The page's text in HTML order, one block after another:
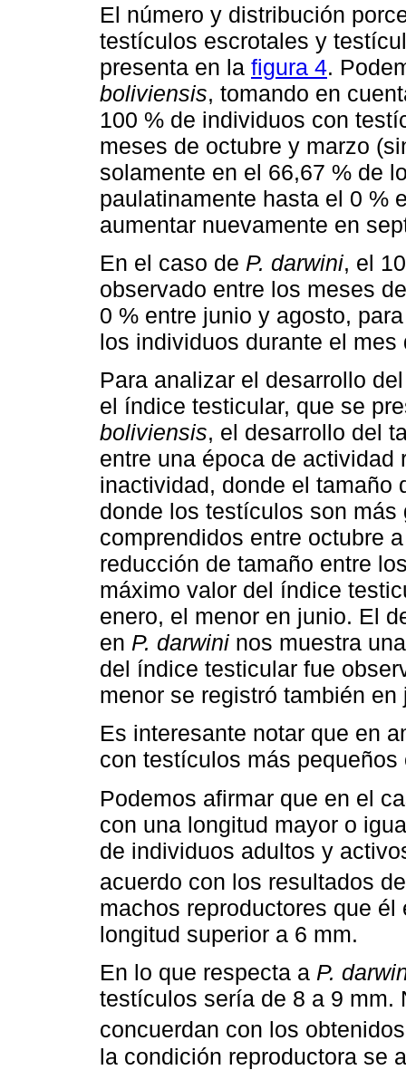
El número y distribución
testículos escrotales y
presenta en la figura 4.
boliviensis, tomando en
100 % de individuos con
meses de octubre y marzo
solamente en el 66,67 % de
paulatinamente hasta el 0 %
aumentar nuevamente en
En el caso de P. darwini, el
observado entre los meses
0 % entre junio y agosto,
los individuos durante el mes
Para analizar el desarrollo
el índice testicular, que se
boliviensis, el desarrollo del
entre una época de actividad
inactividad, donde el tamaño
donde los testículos son
comprendidos entre octubre
reducción de tamaño entre
máximo valor del índice
enero, el menor en junio. El
en P. darwini nos muestra
del índice testicular fue
menor se registró también en
Es interesante notar que en
con testículos más
Podemos afirmar que en el
con una longitud mayor o
de individuos adultos y
acuerdo con los resultados
machos reproductores que
longitud superior a 6 mm.
En lo que respecta a P.
testículos sería de 8 a 9 mm.
concuerdan con los
la condición reproductora se